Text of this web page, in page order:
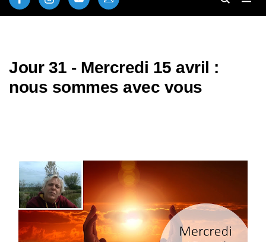
Jour 31 - Mercredi 15 avril :
nous sommes avec vous